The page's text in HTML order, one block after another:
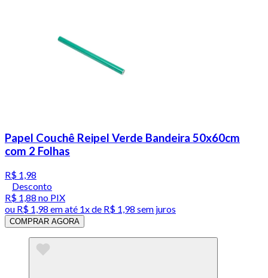
Papel Couchê Reipel Verde Bandeira 50x60cm
com 2 Folhas
R$ 1,98
Desconto
R$ 1,88 no PIX
ou R$ 1,98 em até 1x de R$ 1,98 sem juros
COMPRAR AGORA